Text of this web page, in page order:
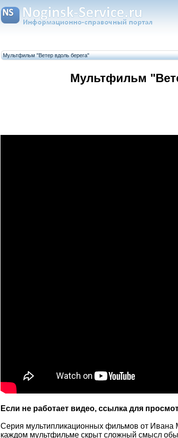
Мультфильм "Ветер вдоль берега"
Мультфильм
Если не работает видео, ссылка для
Серия мультипликационных фильмов от Ивана
каждом мультфильме скрыт сложный смысл